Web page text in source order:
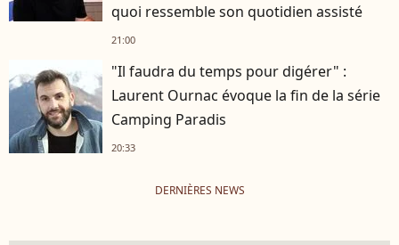
quoi ressemble son quotidien assisté
21:00
"Il faudra du temps pour digérer" :
Laurent Ournac évoque la fin de la série
Camping Paradis
20:33
DERNIÈRES NEWS